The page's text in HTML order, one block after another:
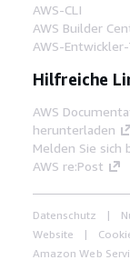
AWS-CLI
AWS Builder
AWS-
Hilfreiche
AWS
herunterladen
Melden Sie sich
AWS re:Post
Datenschutz
Website
Amazon Web